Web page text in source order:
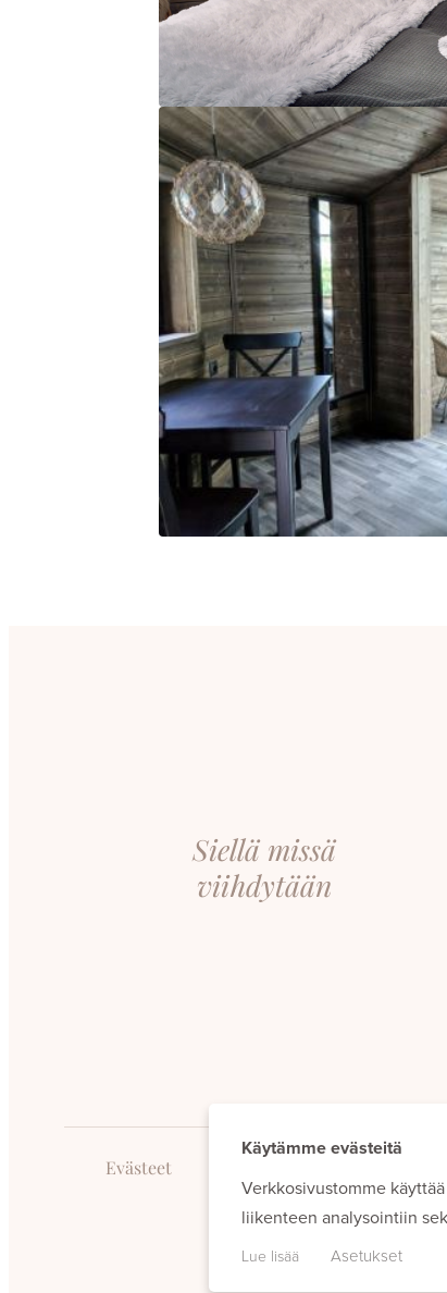
Siellä missä
viihdytään
Evästeet
Käytämme evästeitä
Verkkosivustomme
liikenteen analysointiin
Lue lisää Asetukset